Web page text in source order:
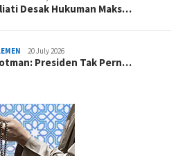
Desak Hukuman Maks…
20 July 2026
Presiden Tak Pern…